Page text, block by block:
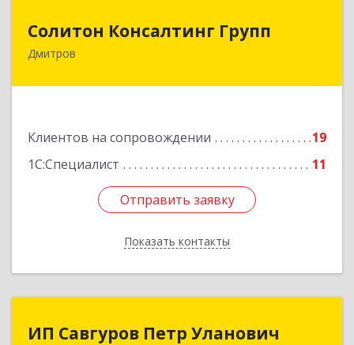
Солитон Консалтинг Групп
Дмитров
Клиентов на сопровождении
19
1С:Специалист
11
Отправить заявку
Показать контакты
141804, Московская обл, г.о. Дмитровский,
Отправить заявку
Назад
ИП Савгуров Петр Уланович